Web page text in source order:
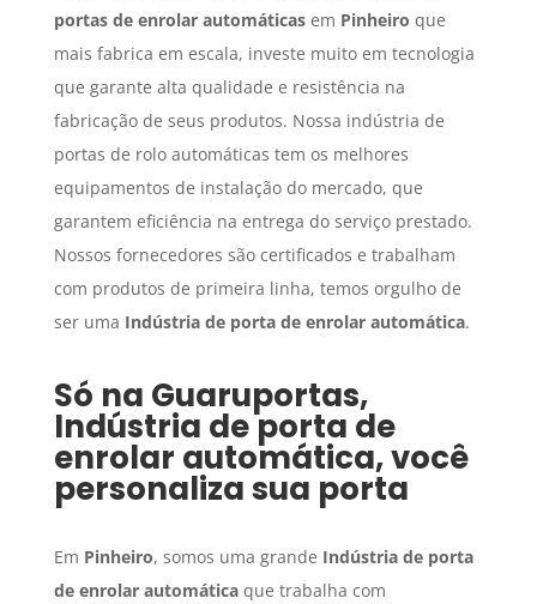
portas de enrolar automáticasem Pinheiro que
mais fabrica em escala, investe muito em tecnologia
que garante alta qualidade e resistência na
fabricação de seus produtos. Nossa indústria de
portas de rolo automáticas tem os melhores
equipamentos de instalação do mercado, que
garantem eficiência na entrega do serviço prestado.
Nossos fornecedores são certificados e trabalham
com produtos de primeira linha, temos orgulho de
ser uma Indústria de porta de enrolar automática.
Só na Guaruportas,
Indústria de porta de
enrolar automática, você
personaliza sua porta
Em Pinheiro, somos uma grande Indústria de porta
de enrolar automáticaque trabalha com